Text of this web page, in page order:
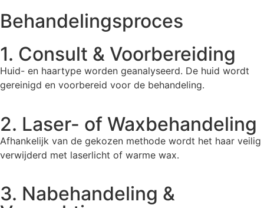
Behandelingsproces
1. Consult & Voorbereiding
Huid- en haartype worden geanalyseerd. De huid wordt
gereinigd en voorbereid voor de behandeling.
2. Laser- of Waxbehandeling
Afhankelijk van de gekozen methode wordt het haar veilig
verwijderd met laserlicht of warme wax.
3. Nabehandeling &